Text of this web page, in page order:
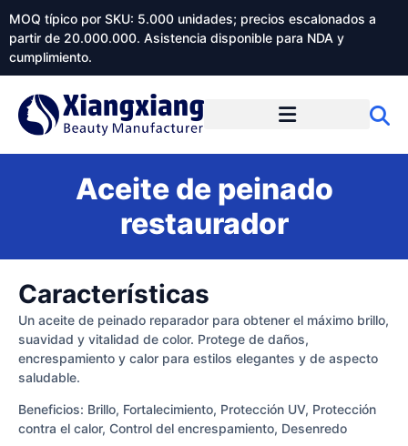
MOQ típico por SKU: 5.000 unidades; precios escalonados a
partir de 20.000.000. Asistencia disponible para NDA y
cumplimiento.
Aceite de peinado
restaurador
Características
Un aceite de peinado reparador para obtener el máximo brillo,
suavidad y vitalidad de color. Protege de daños,
encrespamiento y calor para estilos elegantes y de aspecto
saludable.
Beneficios: Brillo, Fortalecimiento, Protección UV, Protección
contra el calor, Control del encrespamiento, Desenredo